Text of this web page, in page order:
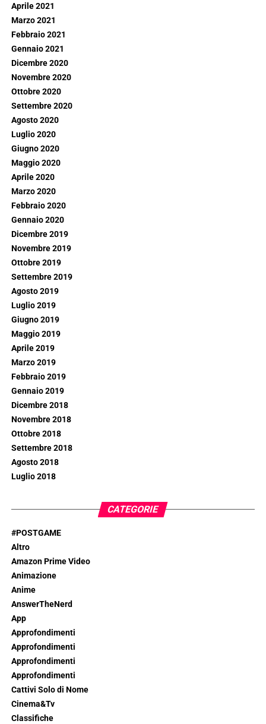
Aprile 2021
Marzo 2021
Febbraio 2021
Gennaio 2021
Dicembre 2020
Novembre 2020
Ottobre 2020
Settembre 2020
Agosto 2020
Luglio 2020
Giugno 2020
Maggio 2020
Aprile 2020
Marzo 2020
Febbraio 2020
Gennaio 2020
Dicembre 2019
Novembre 2019
Ottobre 2019
Settembre 2019
Agosto 2019
Luglio 2019
Giugno 2019
Maggio 2019
Aprile 2019
Marzo 2019
Febbraio 2019
Gennaio 2019
Dicembre 2018
Novembre 2018
Ottobre 2018
Settembre 2018
Agosto 2018
Luglio 2018
CATEGORIE
#POSTGAME
Altro
Amazon Prime Video
Animazione
Anime
AnswerTheNerd
App
Approfondimenti
Approfondimenti
Approfondimenti
Approfondimenti
Cattivi Solo di Nome
Cinema&Tv
Classifiche